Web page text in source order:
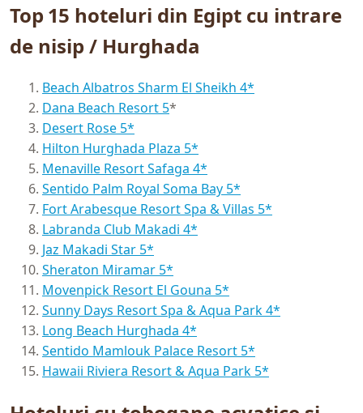
Top 15 hoteluri din Egipt cu intrare
de nisip / Hurghada
Beach Albatros Sharm El Sheikh 4*
Dana Beach Resort 5*
Desert Rose 5*
Hilton Hurghada Plaza 5*
Menaville Resort Safaga 4*
Sentido Palm Royal Soma Bay 5*
Fort Arabesque Resort Spa & Villas 5*
Labranda Club Makadi 4*
Jaz Makadi Star 5*
Sheraton Miramar 5*
Movenpick Resort El Gouna 5*
Sunny Days Resort Spa & Aqua Park 4*
Long Beach Hurghada 4*
Sentido Mamlouk Palace Resort 5*
Hawaii Riviera Resort & Aqua Park 5*